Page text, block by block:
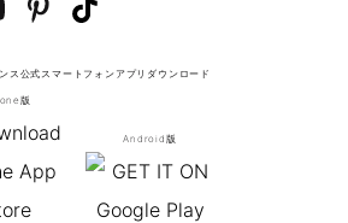
ス公式スマートフォンアプリ ダウンロード
版
Android版